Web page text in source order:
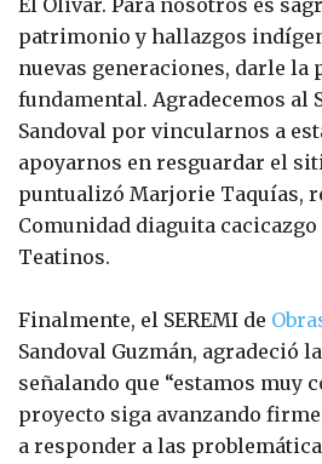
El Olivar. Para nosotros es
patrimonio y hallazgos
nuevas generaciones, darle la
fundamental. Agradecemos al
Sandoval por vincularnos a
apoyarnos en resguardar el
puntualizó Marjorie Taquías,
Comunidad diaguita cacicazgo
Teatinos.
Finalmente, el SEREMI de
Sandoval Guzmán, agradeció
señalando que “estamos muy
proyecto siga avanzando
a responder a las